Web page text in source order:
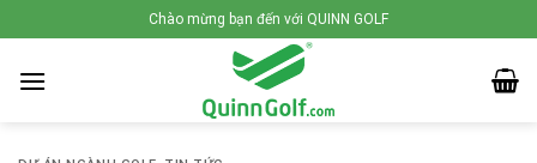
to
content
Chào mừng bạn đến với QUINN GOLF